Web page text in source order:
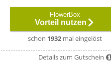
FlowerBox
Vorteil nutzen
schon 1932mal eingelöst
Details zum Gutschein